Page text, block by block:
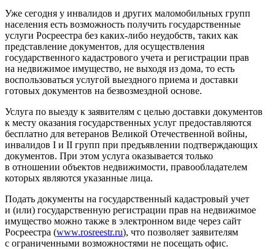
Уже сегодня у инвалидов и других маломобильных групп
населения есть возможность получить государственные
услуги Росреестра без каких-либо неудобств, таких как
представление документов, для осуществления
государственного кадастрового учета и регистрации прав
на недвижимое имущество, не выходя из дома, то есть
воспользоваться услугой выездного приема и доставки
готовых документов на безвозмездной основе.
Услуга по выезду к заявителям с целью доставки документов
к месту оказания государственных услуг предоставляются
бесплатно для ветеранов Великой Отечественной войны,
инвалидов I и II групп при предъявлении подтверждающих
документов. При этом услуга оказывается только
в отношении объектов недвижимости, правообладателем
которых являются указанные лица.
Подать документы на государственный кадастровый учет
и (или) государственную регистрации прав на недвижимое
имущество можно также в электронном виде через сайт
Росреестра (www.rosreestr.ru), что позволяет заявителям
с ограниченными возможностями не посещать офис.